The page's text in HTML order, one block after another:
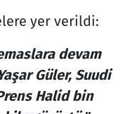
yer verildi:
devam
Güler, Suudi
Halid bin